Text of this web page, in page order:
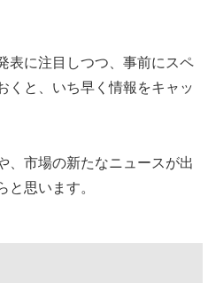
表に注目しつつ、事前にスペ
くと、いち早く情報をキャッ
、市場の新たなニュースが出
と思います。